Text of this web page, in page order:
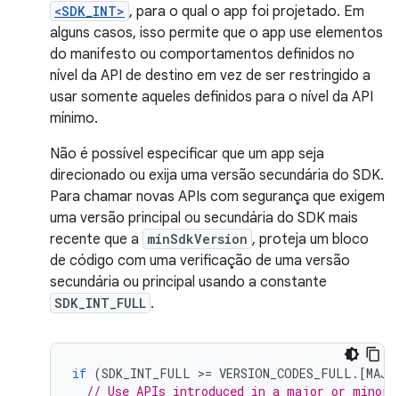
<SDK_INT> , para o qual o app foi projetado. Em
alguns casos, isso permite que o app use elementos
do manifesto ou comportamentos definidos no
nível da API de destino em vez de ser restringido a
usar somente aqueles definidos para o nível da API
mínimo.
Não é possível especificar que um app seja
direcionado ou exija uma versão secundária do SDK.
Para chamar novas APIs com segurança que exigem
uma versão principal ou secundária do SDK mais
recente que a minSdkVersion , proteja um bloco
de código com uma verificação de uma versão
secundária ou principal usando a constante
SDK_INT_FULL .
if (SDK_INT_FULL >= VERSION_CODES_FULL . [
// Use APIs introduced in a major or minor